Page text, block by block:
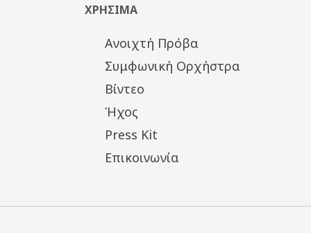
ΧΡΗΣΙΜΑ
Ανοιχτή Πρόβα
Συμφωνική Ορχήστρα
Βίντεο
Ήχος
Press Kit
Επικοινωνία